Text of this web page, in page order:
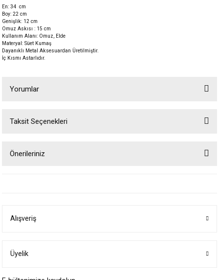
En: 34 cm
Boy: 22 cm
Genişlik: 12 cm
Omuz Askısı : 15 cm
Kullanım Alanı: Omuz, Elde
Materyal: Süet Kumaş
Dayanıklı Metal Aksesuardan Üretilmiştir.
İç Kısmı Astarlıdır.
Yorumlar
Taksit Seçenekleri
Önerileriniz
Ürün bilgilerinde hatalar bulunuyor.
Alışveriş
Üyelik